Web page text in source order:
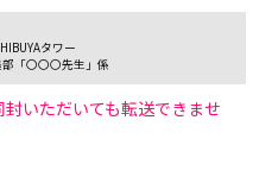
タワー
「〇〇〇先生」係
いただいても転送できませ